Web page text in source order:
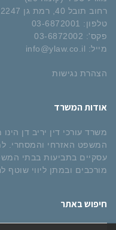
רחוב תובל 40, רמת גן 5252247
טלפון: 03-6872001
פקס': 03-6872002
מייל: info@ylaw.co.il
הצהרת נגישות
אודות המשרד
משרד עורכי דין יריב דן
המשפט האזרחי והמסחרי.
עסקיים בתביעות בבתי
מורכבים ובמתן ליווי שוטף
חיפוש באתר